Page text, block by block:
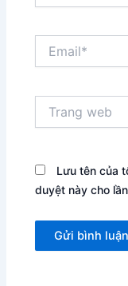
web
Lưu tên của
duyệt này cho